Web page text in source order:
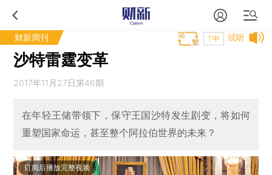
财新周刊 试听
T中
沙特雷霆变革
2017年11月27日第46期
在年轻王储带领下，保守王国沙特发生剧变，将如何
重塑国家命运，甚至整个阿拉伯世界的未来？
订阅后播放完整视频